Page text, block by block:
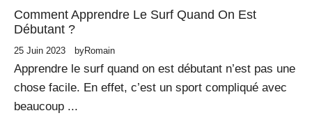
Comment Apprendre Le Surf Quand On Est
Débutant ?
25 Juin 2023 byRomain
Apprendre le surf quand on est débutant n’est pas une
chose facile. En effet, c’est un sport compliqué avec
beaucoup ...